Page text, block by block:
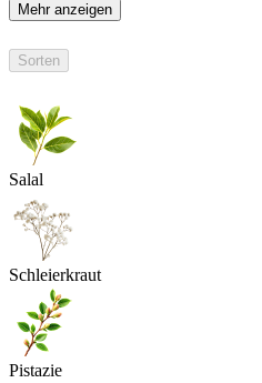
Mehr anzeigen
Sorten
Salal
Schleierkraut
Pistazie